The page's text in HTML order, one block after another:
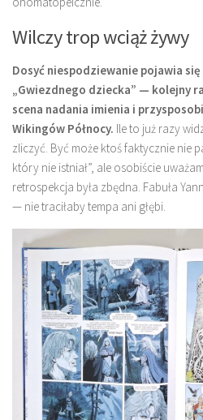
Wilczy trop wciąż żywy
Dosyć niespodziewanie pojawia
„Gwiezdnego dziecka” — kolejny
scena nadania imienia i
Wikingów Północy. Ile to już razy
zliczyć. Być może ktoś faktycznie nie
który nie istniał”, ale osobiście
retrospekcja była zbędna. Fabuła
— nie traciłaby tempa ani głębi.